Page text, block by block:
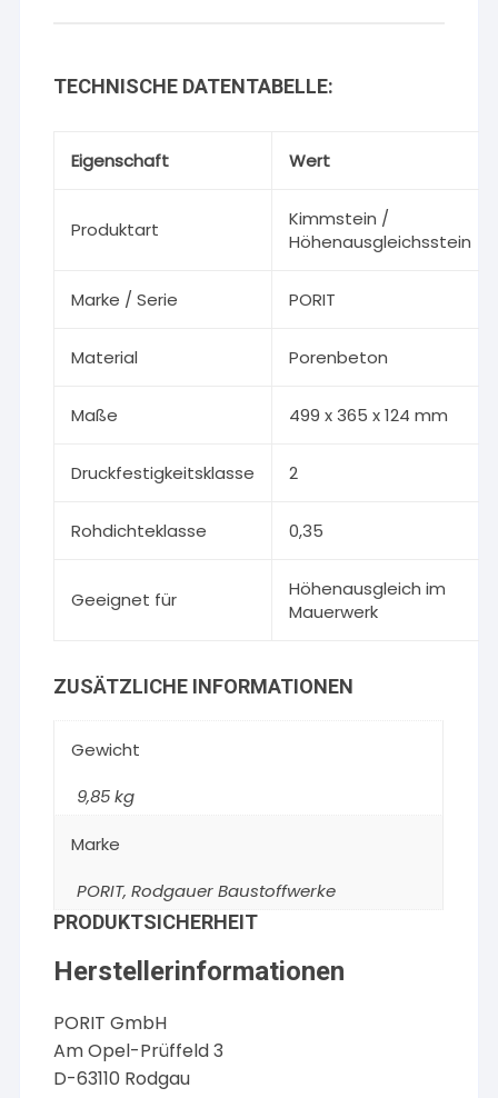
TECHNISCHE DATENTABELLE:
Eigenschaft Wert
Produktart
Kimmstein /
Höhenausgleichsstein
Marke / Serie PORIT
Material Porenbeton
Maße 499 x 365 x 124 mm
Druckfestigkeitsklasse 2
Rohdichteklasse 0,35
Geeignet für
Höhenausgleich im
Mauerwerk
ZUSÄTZLICHE INFORMATIONEN
Gewicht
9,85 kg
Marke
PORIT,Rodgauer Baustoffwerke
PRODUKTSICHERHEIT
Herstellerinformationen
PORIT GmbH
Am Opel-Prüffeld 3
D-63110 Rodgau